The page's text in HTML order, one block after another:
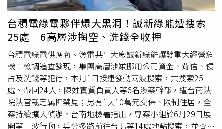
庭審演變成控辯口角。薩拉杜特蒂支持者聚集參議院外聲
援，彈劾案也讓菲律賓兩大政治家族對立持續升溫。檢方提
出的主要指控包括薩拉涉嫌擁有來源不明的巨額財產、教育
部任內涉及採購弊案及收賄、濫用機密預算，以及公開揚言
若自己遭遇不測，已安排他人對總統小馬可仕（Ferdinand
Marcos Jr.）、第一夫人及前眾議院議長採取報復行動。檢
方認為，相關公開言論已對國家元首安全及憲政秩序構成重
大威脅，相關證據多來自薩拉本人公開發言、錄音及官方資
料。薩拉則全面否認所有指控，強調自己遭受政治迫害，辯
護律師也表示，檢方提出的罪名毫無事實依據，彈劾案只是
執政陣營藉由司法程序打擊政敵。薩拉杜特蒂因涉及貪腐、
台積電綠電夥伴爆大黑洞！誠新綠能遭搜索
25處 6高層涉掏空、洗錢全收押
台積電綠電供應商、漁電共生大廠誠新綠能爆發重大經營危
機！檢調追查發現，集團高層涉嫌挪用公司資金、背信、侵
占及洗錢等犯行，本月1日接連發動兩波搜索，共搜索25
處、帶回24人，陳姓實質負責人等6名涉案幹部，遭台南法
院法官裁定羈押禁見；另有1人10萬元交保、限制住居，全
案持續擴大偵辦。台南地檢署指出，專案小組於6月29日展
開第一波行動，兵分多路前往台北等14處地點搜索，並查扣